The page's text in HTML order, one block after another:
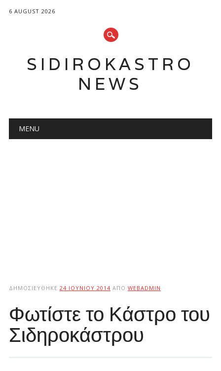
6 AUGUST 2026
SIDIROKASTRO
NEWS
Main menu
MENU
ΔΗΜΟΣΙΕΎΘΗΚΕ 24 ΙΟΥΝΊΟΥ 2014 ΑΠΌ WEBADMIN
Φωτίστε το Κάστρο του
Σιδηροκάστρου